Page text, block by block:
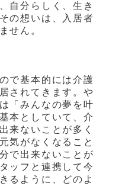
自分らしく、生き
の想いは、入居者
せん。
で基本的には介護
されてきます。や
「みんなの夢を叶
本としていて、介
来ないことが多く
気がなくなること
で出来ないことが
ッフと連携して今
るように、どのよ